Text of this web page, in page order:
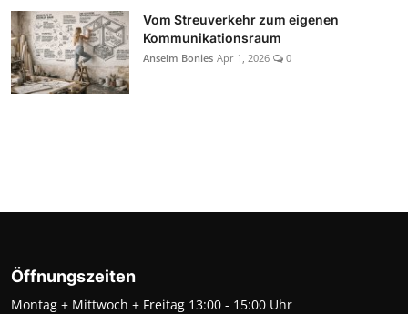
Vom Streuverkehr zum eigenen
Kommunikationsraum
Anselm Bonies Apr 1, 2026 0
Öffnungszeiten
Montag + Mittwoch + Freitag 13:00 - 15:00 Uhr